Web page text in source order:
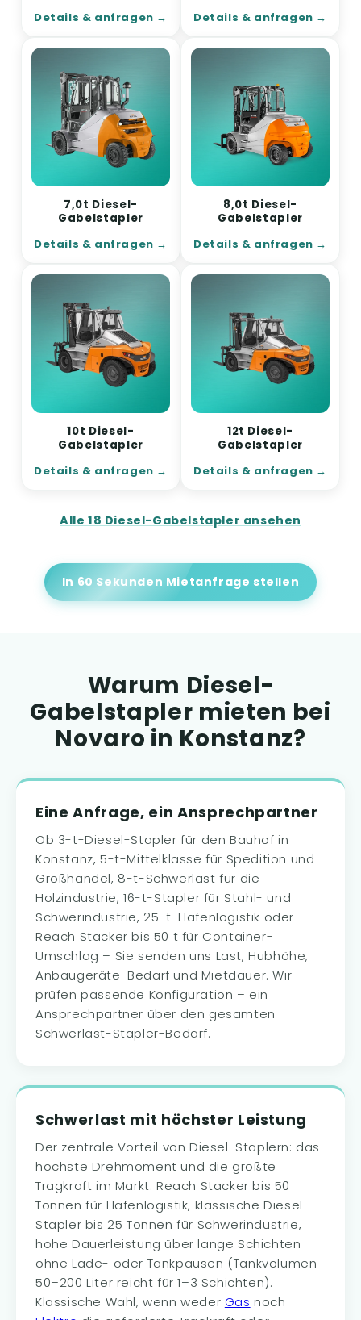
Details & anfragen
Details & anfragen
7,0t Diesel-
Gabelstapler
Details & anfragen
8,0t Diesel-
Gabelstapler
Details & anfragen
10t Diesel-
Gabelstapler
Details & anfragen
12t Diesel-
Gabelstapler
Details & anfragen
Alle 18 Diesel-Gabelstapler ansehen
In 60 Sekunden Mietanfrage stellen
Warum Diesel-
Gabelstapler mieten bei
Novaro in Konstanz?
Eine Anfrage, ein Ansprechpartner
Ob 3-t-Diesel-Stapler für den Bauhof in
Konstanz, 5-t-Mittelklasse für Spedition und
Großhandel, 8-t-Schwerlast für die
Holzindustrie, 16-t-Stapler für Stahl- und
Schwerindustrie, 25-t-Hafenlogistik oder
Reach Stacker bis 50 t für Container-
Umschlag – Sie senden uns Last, Hubhöhe,
Anbaugeräte-Bedarf und Mietdauer. Wir
prüfen passende Konfiguration – ein
Ansprechpartner über den gesamten
Schwerlast-Stapler-Bedarf.
Schwerlast mit höchster Leistung
Der zentrale Vorteil von Diesel-Staplern: das
höchste Drehmoment und die größte
Tragkraft im Markt. Reach Stacker bis 50
Tonnen für Hafenlogistik, klassische Diesel-
Stapler bis 25 Tonnen für Schwerindustrie,
hohe Dauerleistung über lange Schichten
ohne Lade- oder Tankpausen (Tankvolumen
50–200 Liter reicht für 1–3 Schichten).
Klassische Wahl, wenn weder Gas noch